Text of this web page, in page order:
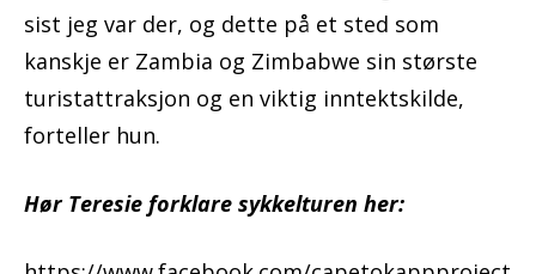
sist jeg var der, og dette på et sted som
kanskje er Zambia og Zimbabwe sin største
turistattraksjon og en viktig inntektskilde,
forteller hun.
Hør Teresie forklare sykkelturen her: